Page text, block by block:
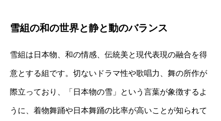
雪組の和の世界と静と動のバランス
雪組は日本物、和の情感、伝統美と現代表現の融合を得
意とする組です。切ないドラマ性や歌唱力、舞の所作が
際立っており、「日本物の雪」という言葉が象徴するよ
うに、着物舞踊や日本舞踊の比率が高いことが知られて